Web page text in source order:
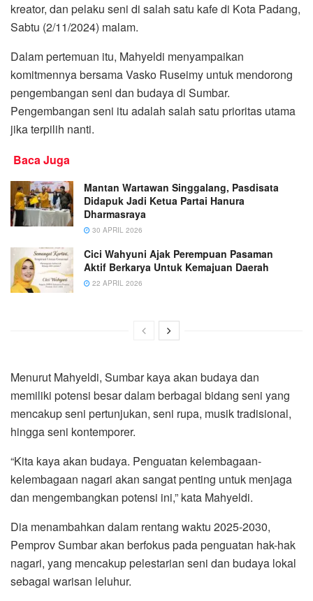
kreator, dan pelaku seni di salah satu kafe di Kota Padang,
Sabtu (2/11/2024) malam.
Dalam pertemuan itu, Mahyeldi menyampaikan
komitmennya bersama Vasko Ruseimy untuk mendorong
pengembangan seni dan budaya di Sumbar.
Pengembangan seni itu adalah salah satu prioritas utama
jika terpilih nanti.
Baca Juga
Mantan Wartawan Singgalang, Pasdisata
Didapuk Jadi Ketua Partai Hanura
Dharmasraya
30 APRIL 2026
Cici Wahyuni Ajak Perempuan Pasaman
Aktif Berkarya Untuk Kemajuan Daerah
22 APRIL 2026
Menurut Mahyeldi, Sumbar kaya akan budaya dan
memiliki potensi besar dalam berbagai bidang seni yang
mencakup seni pertunjukan, seni rupa, musik tradisional,
hingga seni kontemporer.
“Kita kaya akan budaya. Penguatan kelembagaan-
kelembagaan nagari akan sangat penting untuk menjaga
dan mengembangkan potensi ini,” kata Mahyeldi.
Dia menambahkan dalam rentang waktu 2025-2030,
Pemprov Sumbar akan berfokus pada penguatan hak-hak
nagari, yang mencakup pelestarian seni dan budaya lokal
sebagai warisan leluhur.